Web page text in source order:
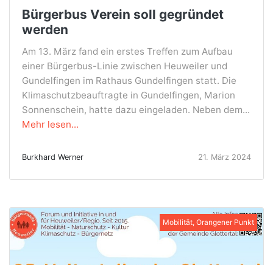
Bürgerbus Verein soll gegründet
werden
Am 13. März fand ein erstes Treffen zum Aufbau
einer Bürgerbus-Linie zwischen Heuweiler und
Gundelfingen im Rathaus Gundelfingen statt. Die
Klimaschutzbeauftragte in Gundelfingen, Marion
Sonnenschein, hatte dazu eingeladen. Neben dem...
Mehr lesen...
Burkhard Werner 21. März 2024
Mobilität, Orangener Punkt